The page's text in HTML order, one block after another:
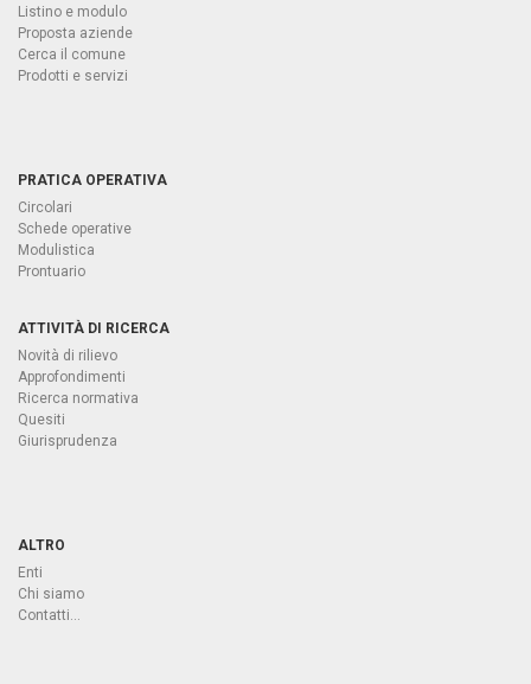
Listino e modulo
Proposta aziende
Cerca il comune
Prodotti e servizi
PRATICA OPERATIVA
Circolari
Schede operative
Modulistica
Prontuario
ATTIVITÀ DI RICERCA
Novità di rilievo
Approfondimenti
Ricerca normativa
Quesiti
Giurisprudenza
ALTRO
Enti
Chi siamo
Contatti...